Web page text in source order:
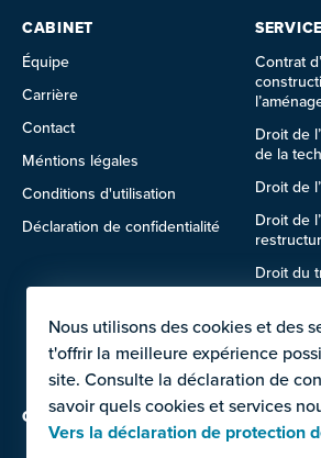
CABINET
Équipe
Carrière
Contact
Méntions légales
Conditions d'utilisation
Déclaration de confidentialité
Contrat
Droit de
de la
Droit de
Droit de
Droit du
OFFRES POUR
Nous utilisons des cookies et des
t'offrir la meilleure expérience
site. Consulte la déclaration de
savoir quels cookies et services
Vers la déclaration de protection